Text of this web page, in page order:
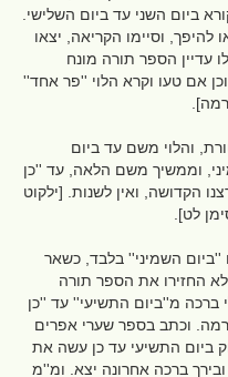
ביום השני עד ביום השלישי.
להיפך, וסיימו הקריאה, יצאו
עדיין הספר תורה מונח
אם טעו וקרא הלוי ''פר אחד''
והלוי משם עד ביום
וממשיך משם הלאה, עד ''כן
הקדושה, ואין לשנות. [ילקוט
לט].
השמיני'' בלבד, כשאר
לא החזירו את הספר תורה
ברכה מ''ביום התשיעי'' עד ''כן
וכתב בספר שערי אפרים
ביום התשיעי עד כן עשה את
ברכה אחרונה יצא. ומ''מ